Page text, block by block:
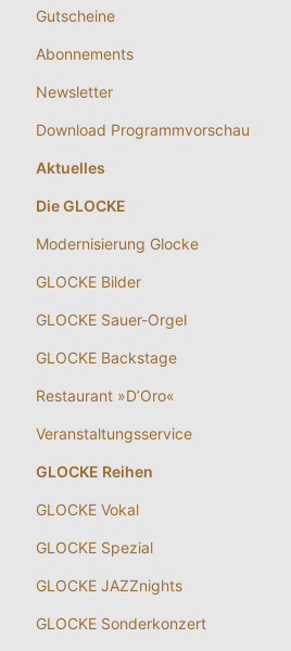
Gutscheine
Abonnements
Newsletter
Download Programmvorschau
Aktuelles
Die GLOCKE
Modernisierung Glocke
GLOCKE Bilder
GLOCKE Sauer-Orgel
GLOCKE Backstage
Restaurant »D’Oro«
Veranstaltungsservice
GLOCKE Reihen
GLOCKE Vokal
GLOCKE Spezial
GLOCKE JAZZnights
GLOCKE Sonderkonzert